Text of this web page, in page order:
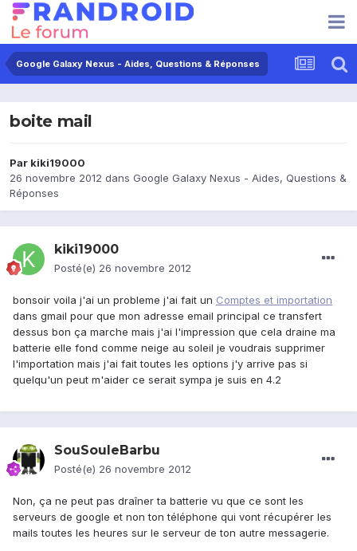
Google Galaxy Nexus - Aides, Questions & Réponses
boite mail
Par kiki19000
26 novembre 2012 dans Google Galaxy Nexus - Aides, Questions &
Réponses
kiki19000
Posté(e) 26 novembre 2012
bonsoir voila j'ai un probleme j'ai fait un Comptes et importation
dans gmail pour que mon adresse email principal ce transfert
dessus bon ça marche mais j'ai l'impression que cela draine ma
batterie elle fond comme neige au soleil je voudrais supprimer
l'importation mais j'ai fait toutes les options j'y arrive pas si
quelqu'un peut m'aider ce serait sympa je suis en 4.2
SouSouleBarbu
Posté(e) 26 novembre 2012
Non, ça ne peut pas draîner ta batterie vu que ce sont les
serveurs de google et non ton téléphone qui vont récupérer les
mails toutes les heures sur le serveur de ton autre messagerie.